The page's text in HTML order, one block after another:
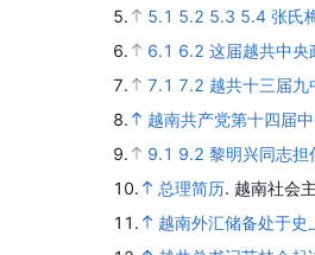
5.
5.1 5.2 5.3 5.4 张氏
6.
6.1 6.2 这届越共中央
7.
7.1 7.2 越共十三届九
8.
越南共产党第十四届
9.
9.1 9.2 黎明兴同志担
10.
总理简历. 越南社会
11.
越南外汇储备处于史